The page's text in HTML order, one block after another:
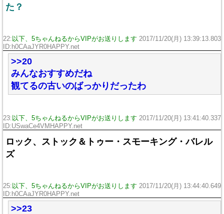
た？
22: 以下、5ちゃんねるからVIPがお送りします 2017/11/20(月) 13:39:13.803
ID:h0CAaJYR0HAPPY.net
>>20
みんなおすすめだね
観てるの古いのばっかりだったわ
23: 以下、5ちゃんねるからVIPがお送りします 2017/11/20(月) 13:41:40.337
ID:USwaCe4VMHAPPY.net
ロック、ストック＆トゥー・スモーキング・バレル
ズ
25: 以下、5ちゃんねるからVIPがお送りします 2017/11/20(月) 13:44:40.649
ID:h0CAaJYR0HAPPY.net
>>23